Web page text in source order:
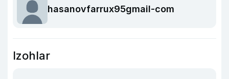
hasanovfarrux95gmail-com
Izohlar